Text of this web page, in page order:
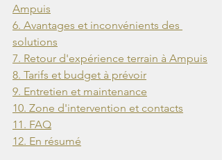
6. Avantages et inconvénients des
12. En résumé